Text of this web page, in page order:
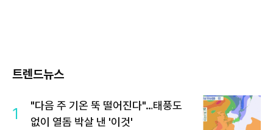
트렌드뉴스
1
"다음 주 기온 뚝 떨어진다"…태풍도
없이 열돔 박살 낸 '이것'